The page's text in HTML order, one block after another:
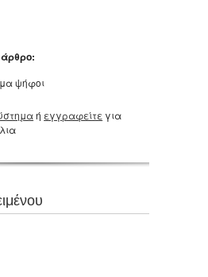
ψήφοι
ή εγγραφείτε για